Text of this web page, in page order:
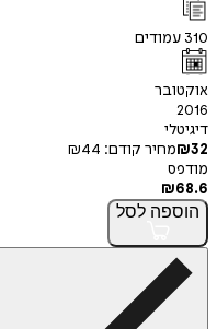
310 עמודים
אוקטובר
2016
דיגיטלי
₪32 מחיר קודם: ₪44
מודפס
₪68.6
הוספה לסל